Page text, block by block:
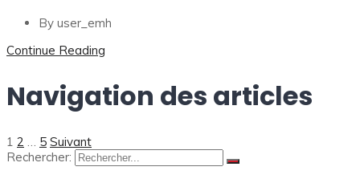
By user_emh
Continue Reading
Navigation des articles
1 2 … 5 Suivant
Rechercher: